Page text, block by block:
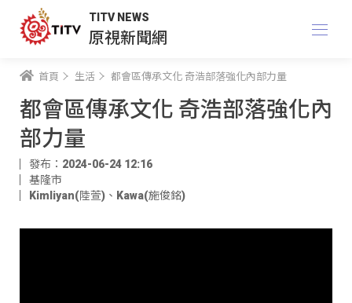
TITV NEWS
原視新聞網
首頁 生活 都會區傳承文化 奇浩部落強化內部力量
都會區傳承文化 奇浩部落強化內
部力量
發布：2024-06-24 12:16
基隆市
Kimliyan(陸萱) 、 Kawa(施俊銘)